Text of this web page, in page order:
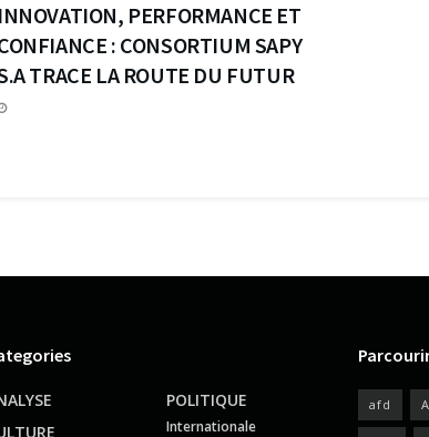
INNOVATION, PERFORMANCE ET
: CONSORTIUM SAPY
TRACE LA ROUTE DU FUTUR
POLITIQUE
Internationale
afd